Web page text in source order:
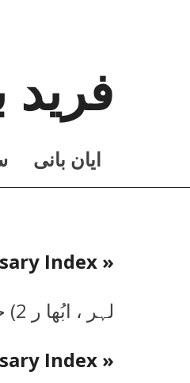
فرید
ايان بانی
« Back to Glossary Index
لہر ، ابُھا ر 2) خو شی ، تر نگ ، انند
« Back to Glossary Index